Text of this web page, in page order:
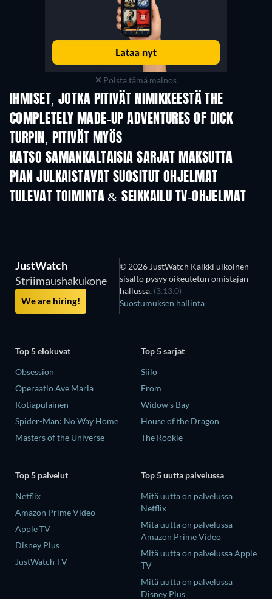
Poista tämä mainos
IHMISET, JOTKA PITIVÄT NIMIKKEESTÄ THE
COMPLETELY MADE-UP ADVENTURES OF DICK
TURPIN, PITIVÄT MYÖS
TV
KATSO SAMANKALTAISIA SARJAT MAKSUTTA
TV TV
PIAN JULKAISTAVAT SUOSITUT OHJELMAT
TV TV
TULEVAT TOIMINTA & SEIKKAILU TV-OHJELMAT
Kausi 2 Kausi 1
JustWatch
Striimaushakukone
We are hiring!
© 2026 JustWatch Kaikki ulkoinen
sisältö pysyy oikeutetun omistajan
hallussa. (3.13.0)
Suostumuksen hallinta
Top 5 elokuvat
Obsession
Operaatio Ave Maria
Kotiapulainen
Spider-Man: No Way Home
Masters of the Universe
Top 5 sarjat
Siilo
From
Widow's Bay
House of the Dragon
The Rookie
Top 5 palvelut
Netflix
Amazon Prime Video
Apple TV
Disney Plus
JustWatch TV
Top 5 uutta palvelussa
Mitä uutta on palvelussa
Netflix
Mitä uutta on palvelussa
Amazon Prime Video
Mitä uutta on palvelussa Apple
TV
Mitä uutta on palvelussa
Disney Plus